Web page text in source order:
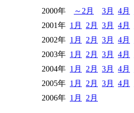
2000年 ～2月 3月 4月
2001年 1月 2月 3月 4月
2002年 1月 2月 3月 4月
2003年 1月 2月 3月 4月
2004年 1月 2月 3月 4月
2005年 1月 2月 3月 4月
2006年 1月 2月